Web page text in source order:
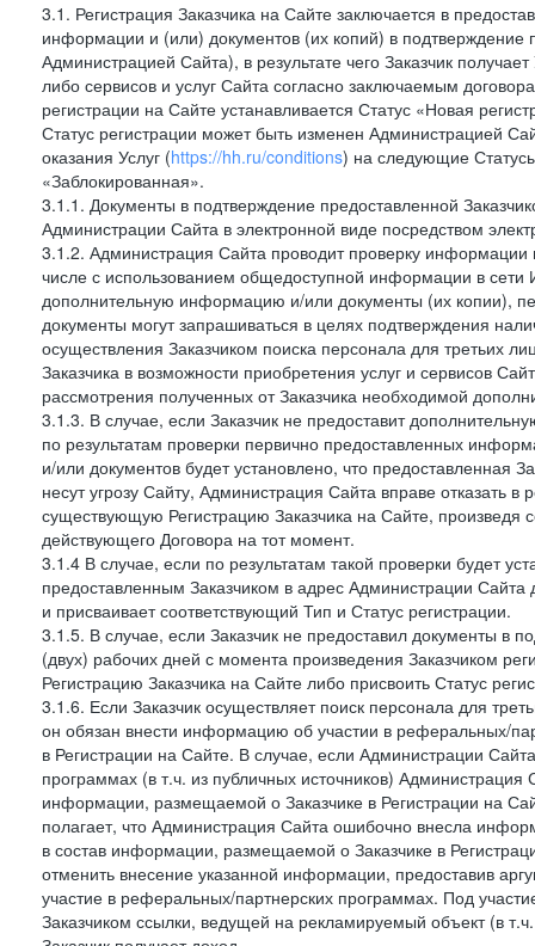
3.1. Регистрация Заказчика на Сайте заключается в
информации и (или) документов (их копий) в
Администрацией Сайта), в результате чего Заказчик
либо сервисов и услуг Сайта согласно заключаемым
регистрации на Сайте устанавливается Статус «Новая
Статус регистрации может быть изменен Администрацией
оказания Услуг (https://hh.ru/conditions) на следующие
«Заблокированная».
3.1.1. Документы в подтверждение предоставленной
Администрации Сайта в электронной виде посредством
3.1.2. Администрация Сайта проводит проверку информации
числе с использованием общедоступной информации в
дополнительную информацию и/или документы (их копии),
документы могут запрашиваться в целях подтверждения
осуществления Заказчиком поиска персонала для третьих
Заказчика в возможности приобретения услуг и сервисов
рассмотрения полученных от Заказчика необходимой
3.1.3. В случае, если Заказчик не предоставит
по результатам проверки первично предоставленных
и/или документов будет установлено, что предоставленная
несут угрозу Сайту, Администрация Сайта вправе отказать
существующую Регистрацию Заказчика на Сайте, произведя
действующего Договора на тот момент.
3.1.4 В случае, если по результатам такой проверки будет
предоставленным Заказчиком в адрес Администрации
и присваивает соответствующий Тип и Статус регистрации.
3.1.5. В случае, если Заказчик не предоставил документы в
(двух) рабочих дней с момента произведения Заказчиком
Регистрацию Заказчика на Сайте либо присвоить Статус
3.1.6. Если Заказчик осуществляет поиск персонала для
он обязан внести информацию об участии в реферальных/
в Регистрации на Сайте. В случае, если Администрации
программах (в т.ч. из публичных источников)
информации, размещаемой о Заказчике в Регистрации на
полагает, что Администрация Сайта ошибочно внесла
в состав информации, размещаемой о Заказчике в
отменить внесение указанной информации, предоставив
участие в реферальных/партнерских программах. Под
Заказчиком ссылки, ведущей на рекламируемый объект (в